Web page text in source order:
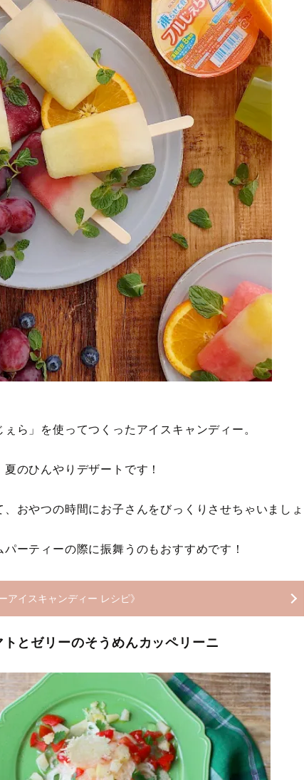
ら」を使ってつくったアイスキャンディー。
のひんやりデザートです！
おやつの時間にお子さんをびっくりさせちゃいましょ
ーティーの際に振舞うのもおすすめです！
アイスキャンディー レシピ》
とゼリーのそうめんカッペリーニ